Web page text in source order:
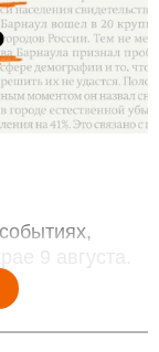
9 августа.